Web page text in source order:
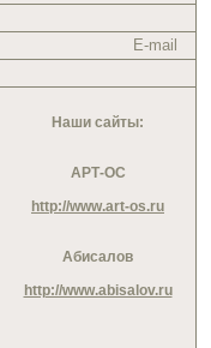
E-mail
Наши сайты:
АРТ-ОС
http://www.art-os.ru
Абисалов
http://www.abisalov.ru